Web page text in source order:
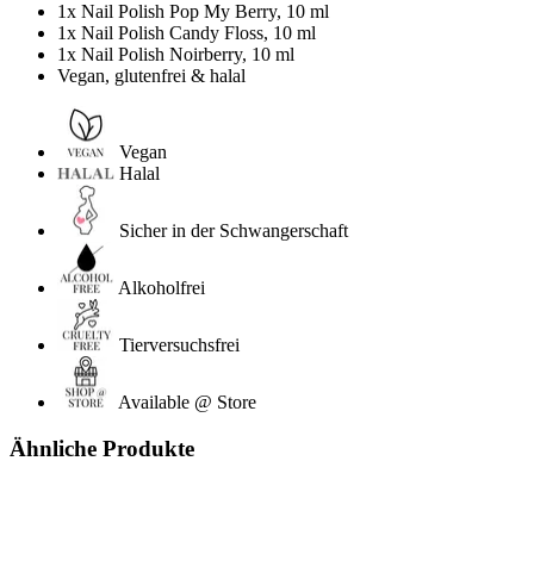
1x Nail Polish Pop My Berry, 10 ml
1x Nail Polish Candy Floss, 10 ml
1x Nail Polish Noirberry, 10 ml
Vegan, glutenfrei & halal
Vegan
Halal
Sicher in der Schwangerschaft
Alkoholfrei
Tierversuchsfrei
Available @ Store
Ähnliche Produkte